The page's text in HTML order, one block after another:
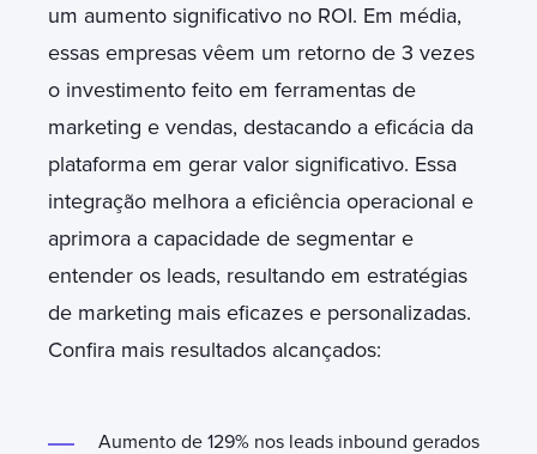
um aumento significativo no ROI. Em média,
essas empresas vêem um retorno de 3 vezes
o investimento feito em ferramentas de
marketing e vendas, destacando a eficácia da
plataforma em gerar valor significativo. Essa
integração melhora a eficiência operacional e
aprimora a capacidade de segmentar e
entender os leads, resultando em estratégias
de marketing mais eficazes e personalizadas.
Confira mais resultados alcançados:
Aumento de 129% nos leads inbound gerados